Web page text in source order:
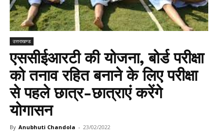
उत्तराखण्ड
एससीईआरटी की योजना, बोर्ड परीक्षा
को तनाव रहित बनाने के लिए परीक्षा
से पहले छात्र-छात्राएं करेंगे
योगासन
By Anubhuti Chandola - 23/02/2022